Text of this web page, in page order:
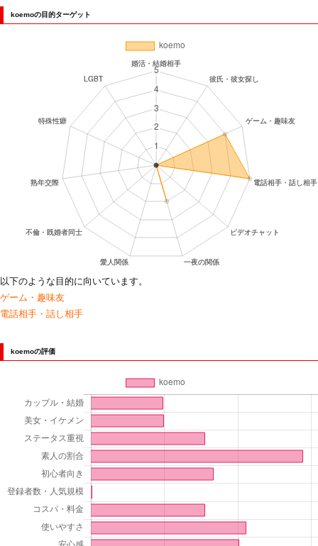
koemoの目的ターゲット
以下のような目的に向いています。
ゲーム・趣味友
電話相手・話し相手
koemoの評価